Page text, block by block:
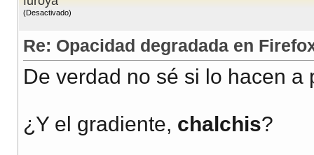
(Desactivado)
Re: Opacidad degradada en
De verdad no sé si lo hacen a
¿Y el gradiente, chalchis?